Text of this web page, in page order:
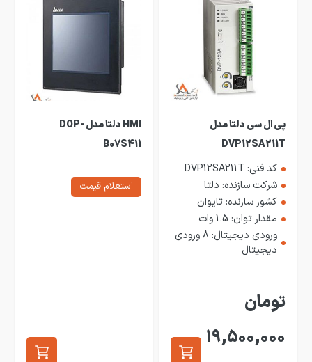
پی ال سی دلتا مدل
DVP12SA211T
کد فنی: DVP12SA211T
شرکت سازنده: دلتا
کشور سازنده: تایوان
مقدار توان: 1.5 وات
ورودی دیجیتال: 8 ورودی
دیجیتال
تومان
19,500,000
HMI دلتا مدل DOP-
B07S411
استعلام قیمت